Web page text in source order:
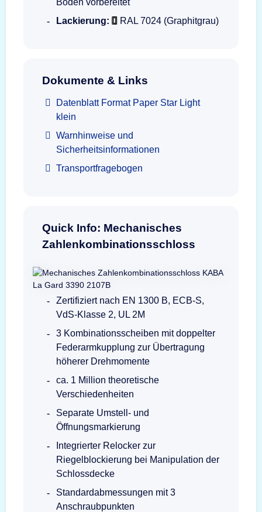
Lackierung:
RAL 7024 (Graphitgrau)
Dokumente & Links
Datenblatt Format Paper Star Light
klein
Warnhinweise und
Sicherheitsinformationen
Transportfragebogen
Quick Info: Mechanisches
Zahlenkombinationsschloss
Zertifiziert nach EN 1300 B, ECB-S,
VdS-Klasse 2, UL 2M
3 Kombinationsscheiben mit doppelter
Federarmkupplung zur Übertragung
höherer Drehmomente
ca. 1 Million theoretische
Verschiedenheiten
Separate Umstell- und
Öffnungsmarkierung
Integrierter Relocker zur
Riegelblockierung bei Manipulation der
Schlossdecke
Standardabmessungen mit 3
Anschraubpunkten